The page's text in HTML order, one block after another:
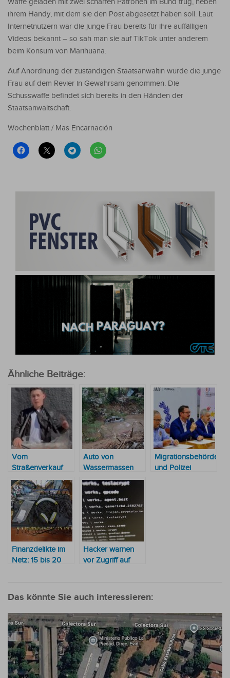
Waffe geladen mit zwei scharfen Patronen im Bund trug, neben
ihrem Handy, mit dem sie den Post abgesetzt haben soll. Laut
Internetnutzern war die junge Frau bereits für ihre auffälligen
Videos bekannt – so sah man sie auf TikTok unter anderem
beim Konsum von Marihuana.
Auf Anordnung der zuständigen Staatsanwältin wurde die junge
Frau auf dem Revier in Gewahrsam genommen. Die
Schusswaffe befindet sich bereits in den Händen der
Staatsanwaltschaft.
Wochenblatt / Mas Encarnación
Ähnliche Beiträge:
Vom
Straßenverkauf
zum viralen Hit:
Wie ein junger
Mann mit
“Krapfen“ das
Netz erobert
Auto von
Wassermassen
mitgerissen: eine
Tote und ein
vermisstes Kind
Migrationsbehörde
und Polizei
Finanzdelikte im
Netz: 15 bis 20
Atem
Hacker warnen
vor Zugriff auf
Korruption
Das könnte Sie auch interessieren: